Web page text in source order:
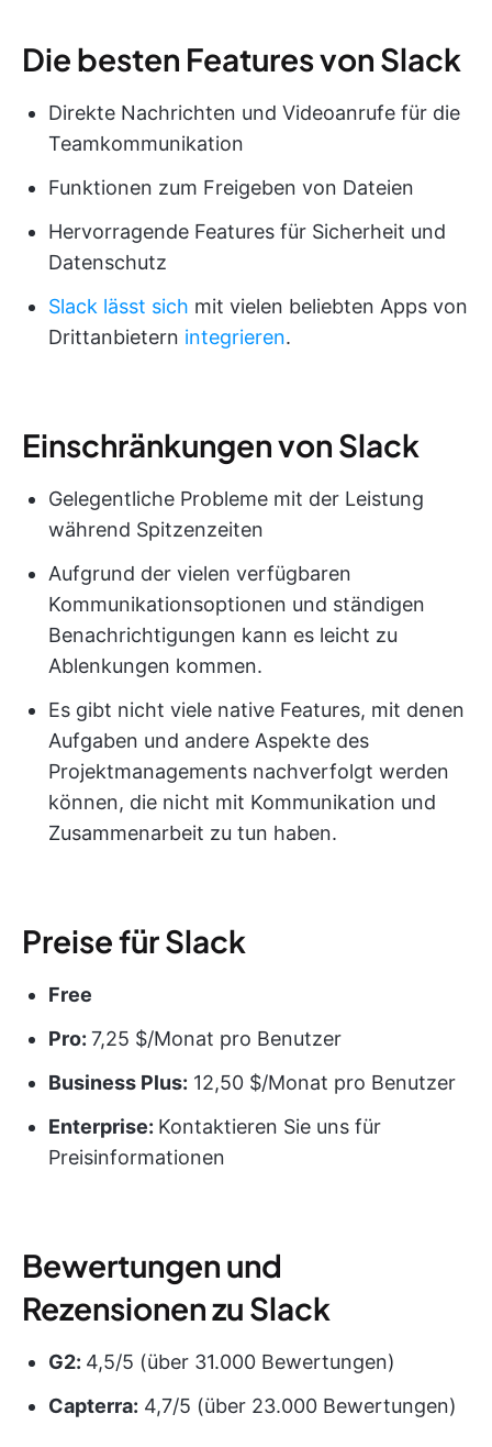
Die besten Features von Slack
Direkte Nachrichten und Videoanrufe für die
Teamkommunikation
Funktionen zum Freigeben von Dateien
Hervorragende Features für Sicherheit und
Datenschutz
Slack lässt sich mit vielen beliebten Apps von
Drittanbietern integrieren.
Einschränkungen von Slack
Gelegentliche Probleme mit der Leistung
während Spitzenzeiten
Aufgrund der vielen verfügbaren
Kommunikationsoptionen und ständigen
Benachrichtigungen kann es leicht zu
Ablenkungen kommen.
Es gibt nicht viele native Features, mit denen
Aufgaben und andere Aspekte des
Projektmanagements nachverfolgt werden
können, die nicht mit Kommunikation und
Zusammenarbeit zu tun haben.
Preise für Slack
Free
Pro: 7,25 $/Monat pro Benutzer
Business Plus: 12,50 $/Monat pro Benutzer
Enterprise: Kontaktieren Sie uns für
Preisinformationen
Bewertungen und
Rezensionen zu Slack
G2: 4,5/5 (über 31.000 Bewertungen)
Capterra: 4,7/5 (über 23.000 Bewertungen)